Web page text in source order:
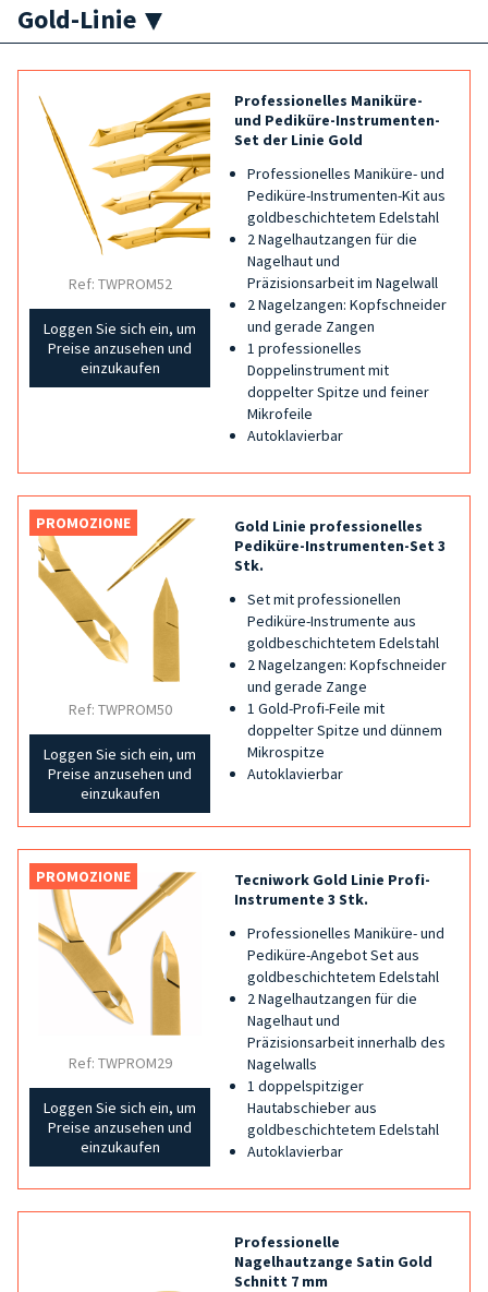
Gold-Linie
Ref: TWPROM52
Loggen Sie sich ein, um
Preise anzusehen und
einzukaufen
Professionelles Maniküre-
und Pediküre-Instrumenten-
Set der Linie Gold
Professionelles Maniküre- und
Pediküre-Instrumenten-Kit aus
goldbeschichtetem Edelstahl
2 Nagelhautzangen für die
Nagelhaut und
Präzisionsarbeit im Nagelwall
2 Nagelzangen: Kopfschneider
und gerade Zangen
1 professionelles
Doppelinstrument mit
doppelter Spitze und feiner
Mikrofeile
Autoklavierbar
PROMOZIONE
Ref: TWPROM50
Loggen Sie sich ein, um
Preise anzusehen und
einzukaufen
Gold Linie professionelles
Pediküre-Instrumenten-Set 3
Stk.
Set mit professionellen
Pediküre-Instrumente aus
goldbeschichtetem Edelstahl
2 Nagelzangen: Kopfschneider
und gerade Zange
1 Gold-Profi-Feile mit
doppelter Spitze und dünnem
Mikrospitze
Autoklavierbar
PROMOZIONE
Ref: TWPROM29
Loggen Sie sich ein, um
Preise anzusehen und
einzukaufen
Tecniwork Gold Linie Profi-
Instrumente 3 Stk.
Professionelles Maniküre- und
Pediküre-Angebot Set aus
goldbeschichtetem Edelstahl
2 Nagelhautzangen für die
Nagelhaut und
Präzisionsarbeit innerhalb des
Nagelwalls
1 doppelspitziger
Hautabschieber aus
goldbeschichtetem Edelstahl
Autoklavierbar
Professionelle
Nagelhautzange Satin Gold
Schnitt 7 mm